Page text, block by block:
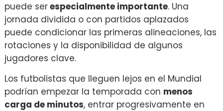
puede serespecialmente importante. Una
jornada dividida o con partidos aplazados
puede condicionar las primeras alineaciones, las
rotaciones y la disponibilidad de algunos
jugadores clave.
Los futbolistas que lleguen lejos en el Mundial
podrían empezar la temporada con menos
carga de minutos, entrar progresivamente en